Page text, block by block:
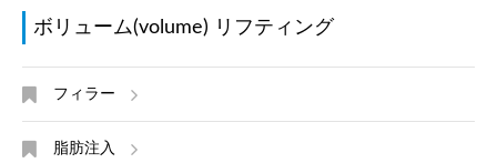
ボリューム(volume) リフティング
フィラー
脂肪注入